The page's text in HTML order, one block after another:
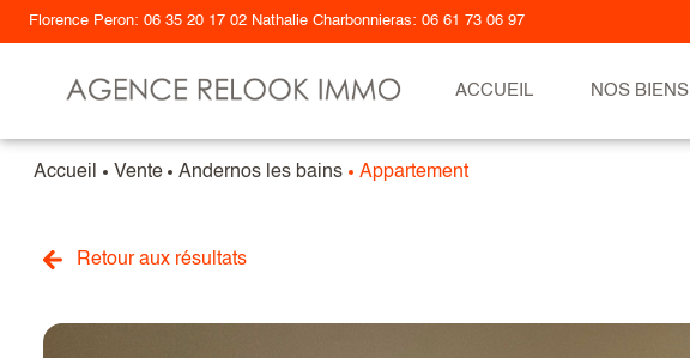
Florence Peron: 06 35 20 17 02 Nathalie Charbonnieras: 06 61 73 06 97
ACCUEIL NOS BIENS
Accueil Vente Andernos les bains Appartement
Retour aux résultats